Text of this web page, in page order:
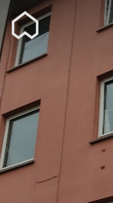
Wunderflats